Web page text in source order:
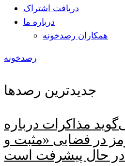
دریافت اشتراک
درباره ما
همکاران رصدخونه
رصدخونه
جدیدترین رصدها
مذاکرات درباره
در فضایی «مثبت و